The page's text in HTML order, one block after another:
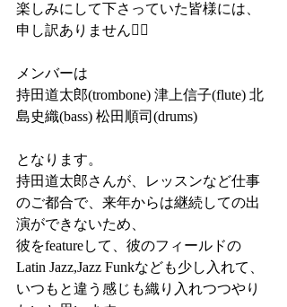
楽しみにして下さっていた皆様には、
申し訳ありません🙇‍♂️
メンバーは
持田道太郎(trombone) 津上信子(flute) 北
島史織(bass) 松田順司(drums)
となります。
持田道太郎さんが、レッスンなど仕事
のご都合で、来年からは継続しての出
演ができないため、
彼をfeatureして、彼のフィールドの
Latin Jazz,Jazz Funkなども少し入れて、
いつもと違う感じも織り入れつつやり